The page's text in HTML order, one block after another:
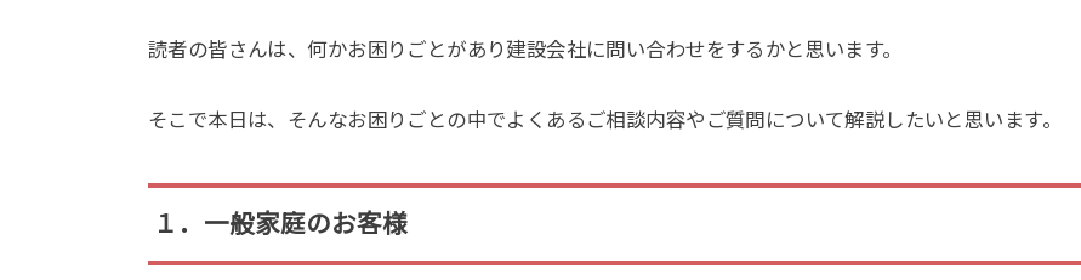
読者の皆さんは、何かお困りごとがあり建設会社に問い合わせをするかと思います。
そこで本日は、そんなお困りごとの中でよくあるご相談内容やご質問について解説 したいと思います。
１．一般家庭のお客様